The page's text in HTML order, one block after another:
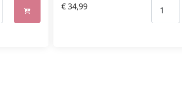
€34,99